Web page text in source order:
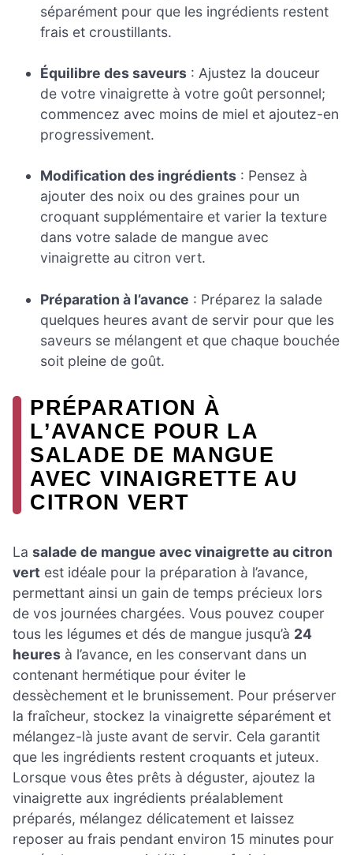
séparément pour que les ingrédients restent
frais et croustillants.
Équilibre des saveurs : Ajustez la douceur
de votre vinaigrette à votre goût personnel;
commencez avec moins de miel et ajoutez-en
progressivement.
Modification des ingrédients : Pensez à
ajouter des noix ou des graines pour un
croquant supplémentaire et varier la texture
dans votre salade de mangue avec
vinaigrette au citron vert.
Préparation à l’avance : Préparez la salade
quelques heures avant de servir pour que les
saveurs se mélangent et que chaque bouchée
soit pleine de goût.
PRÉPARATION À
L’AVANCE POUR LA
SALADE DE MANGUE
AVEC VINAIGRETTE AU
CITRON VERT
La salade de mangue avec vinaigrette au citron
vert est idéale pour la préparation à l’avance,
permettant ainsi un gain de temps précieux lors
de vos journées chargées. Vous pouvez couper
tous les légumes et dés de mangue jusqu’à 24
heures à l’avance, en les conservant dans un
contenant hermétique pour éviter le
dessèchement et le brunissement. Pour préserver
la fraîcheur, stockez la vinaigrette séparément et
mélangez-là juste avant de servir. Cela garantit
que les ingrédients restent croquants et juteux.
Lorsque vous êtes prêts à déguster, ajoutez la
vinaigrette aux ingrédients préalablement
préparés, mélangez délicatement et laissez
reposer au frais pendant environ 15 minutes pour